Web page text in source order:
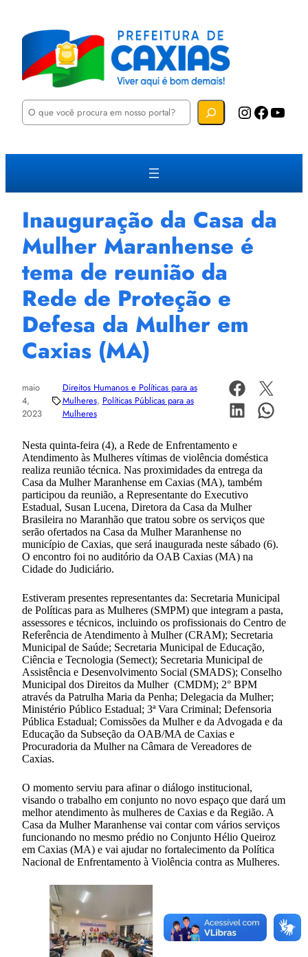
P
u
a
Instagram Facebook YouTube
Inauguração da Casa da
Mulher Maranhense é
tema de reunião da
Rede de Proteção e
Defesa da Mulher em
Caxias (MA)
maio
4,
2023
Direitos Humanos e Políticas para as
Mulheres, Políticas Públicas para as
Mulheres
Nesta quinta-feira (4), a Rede de Enfrentamento e
Atendimento às Mulheres vítimas de violência doméstica
realiza reunião técnica. Nas proximidades da entrega da
Casa da Mulher Maranhense em Caxias (MA), também
participou da reunião, a Representante do Executivo
Estadual, Susan Lucena, Diretora da Casa da Mulher
Brasileira no Maranhão que tratou sobre os serviços que
serão ofertados na Casa da Mulher Maranhense no
município de Caxias, que será inaugurada neste sábado (6).
O encontro foi no auditório da OAB Caxias (MA) na
Cidade do Judiciário.
Estiveram presentes representantes da: Secretaria Municipal
de Políticas para as Mulheres (SMPM) que integram a pasta,
assessores e técnicos, incluindo os profissionais do Centro de
Referência de Atendimento à Mulher (CRAM); Secretaria
Municipal de Saúde; Secretaria Municipal de Educação,
Ciência e Tecnologia (Semect); Secretaria Municipal de
Assistência e Desenvolvimento Social (SMADS); Conselho
Municipal dos Direitos da Mulher (CMDM); 2° BPM
através da Patrulha Maria da Penha; Delegacia da Mulher;
Ministério Público Estadual; 3ª Vara Criminal; Defensoria
Pública Estadual; Comissões da Mulher e da Advogada e da
Educação da Subseção da OAB/MA de Caxias e
Procuradoria da Mulher na Câmara de Vereadores de
Caxias.
O momento serviu para afinar o diálogo institucional,
visando o trabalho em conjunto no novo espaço que dará um
melhor atendimento às mulheres de Caxias e da Região. A
Casa da Mulher Maranhense vai contar com vários serviços
funcionando no mesmo prédio no Conjunto Hélio Queiroz
em Caxias (MA) e vai ajudar no fortalecimento da Política
Nacional de Enfrentamento à Violência contra as Mulheres.